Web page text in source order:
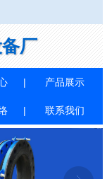
厂
产品展示
联系我们